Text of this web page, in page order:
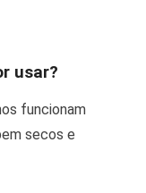
usar?
funcionam
secos e